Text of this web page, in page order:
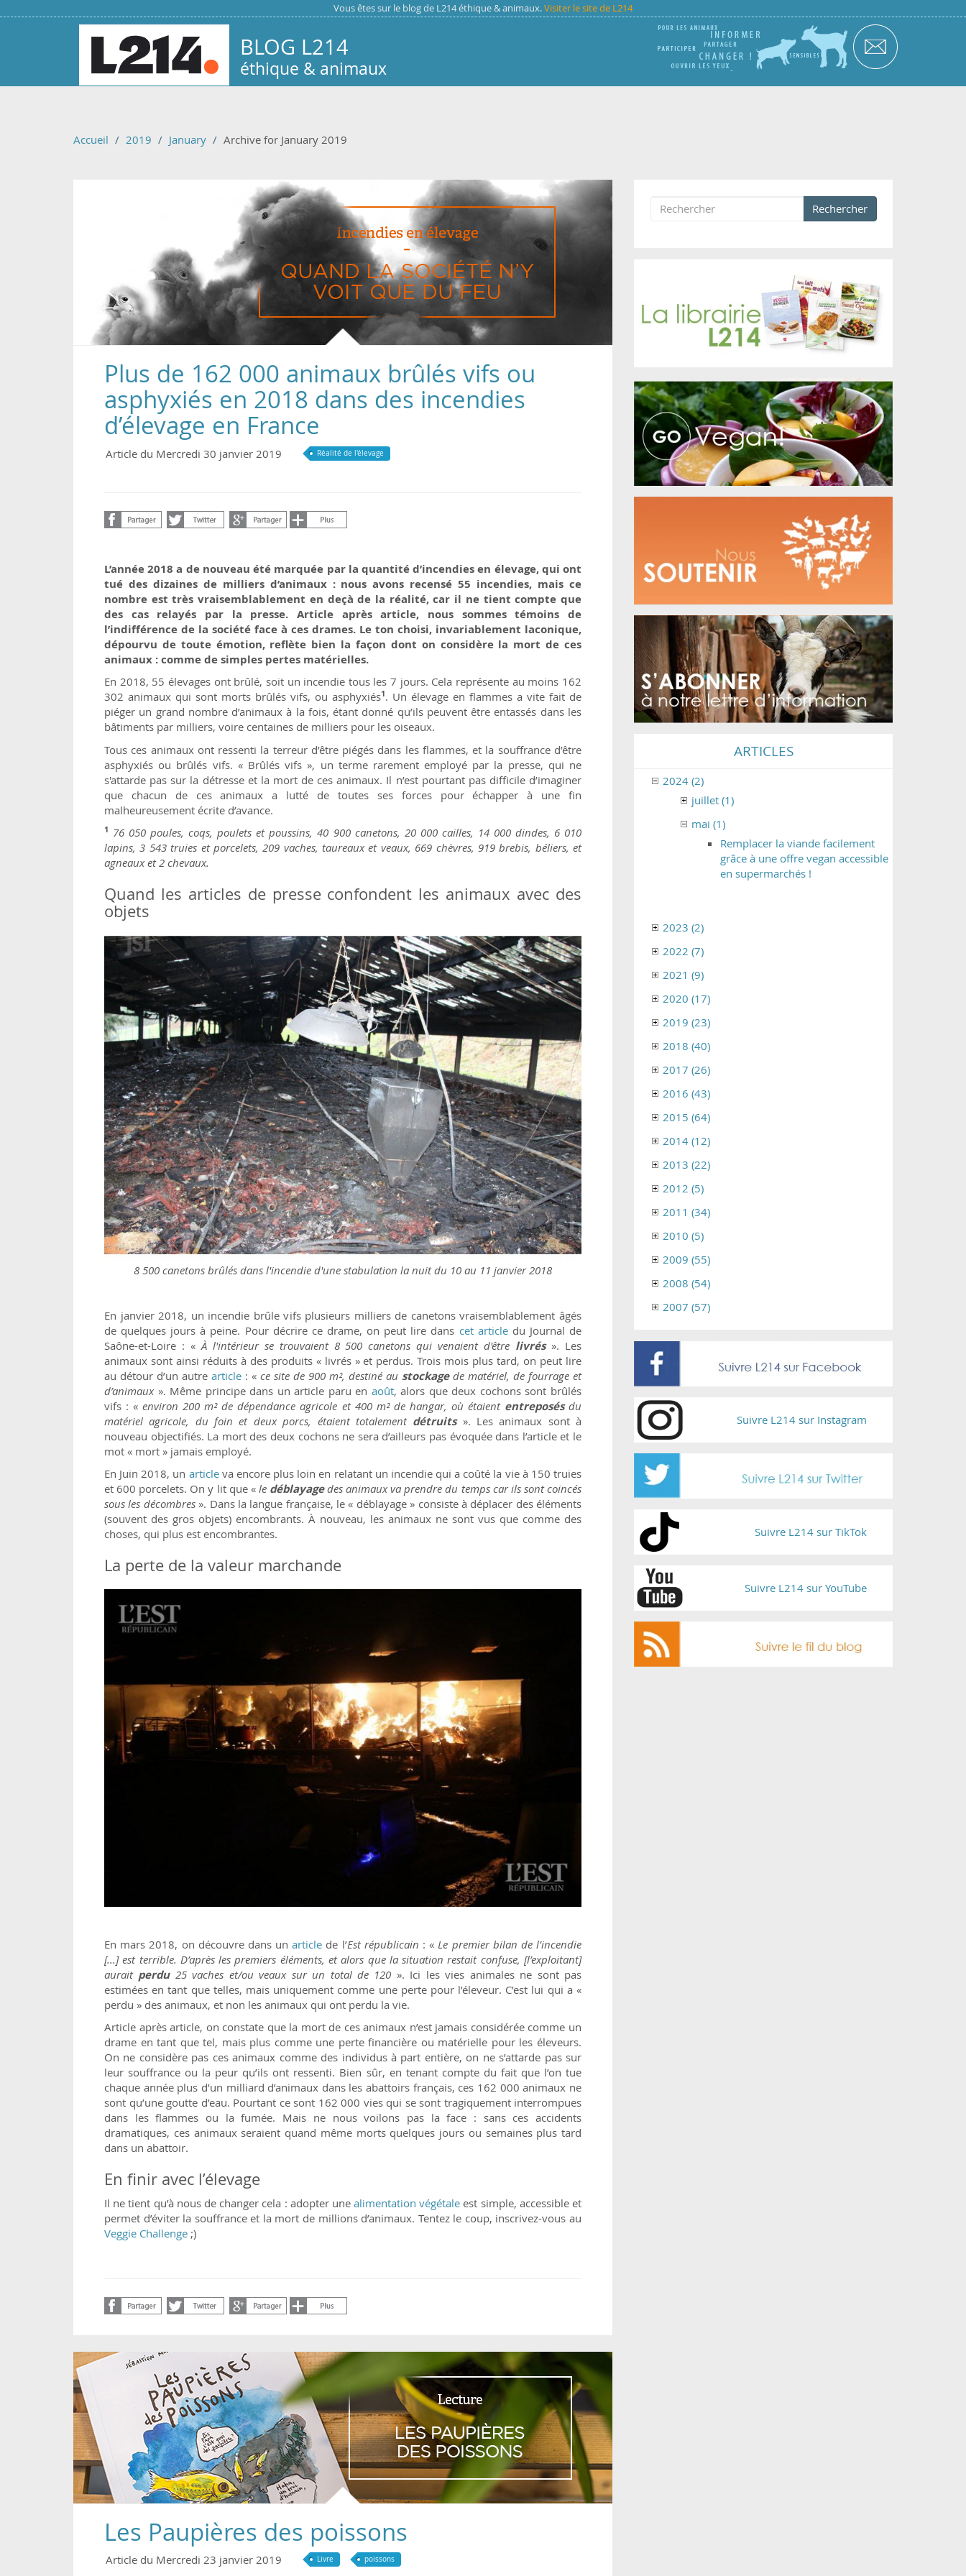
Vous êtes sur le blog de L214 éthique & animaux.Visiter le site de L214
BLOG L214
éthique & animaux
Accueil 2019 January Archive for January 2019
Plus de 162 000 animaux brûlés vifs ou
asphyxiés en 2018 dans des incendies
d’élevage en France
Article du Mercredi 30 janvier 2019 Réalité de l'élevage
L’année 2018 a de nouveau été marquée par la quantité d’incendies en élevage, qui ont
tué des dizaines de milliers d’animaux : nous avons recensé 55 incendies, mais ce
nombre est très vraisemblablement en deçà de la réalité, car il ne tient compte que
des cas relayés par la presse. Article après article, nous sommes témoins de
l’indifférence de la société face à ces drames. Le ton choisi, invariablement laconique,
dépourvu de toute émotion, reflète bien la façon dont on considère la mort de ces
animaux : comme de simples pertes matérielles.
En 2018, 55 élevages ont brûlé, soit un incendie tous les 7 jours. Cela représente au moins 162
302 animaux qui sont morts brûlés vifs, ou asphyxiés1. Un élevage en flammes a vite fait de
piéger un grand nombre d’animaux à la fois, étant donné qu’ils peuvent être entassés dans les
bâtiments par milliers, voire centaines de milliers pour les oiseaux.
Tous ces animaux ont ressenti la terreur d’être piégés dans les flammes, et la souffrance d’être
asphyxiés ou brûlés vifs. « Brûlés vifs », un terme rarement employé par la presse, qui ne
s'attarde pas sur la détresse et la mort de ces animaux. Il n’est pourtant pas difficile d’imaginer
que chacun de ces animaux a lutté de toutes ses forces pour échapper à une fin
malheureusement écrite d’avance.
1 76 050 poules, coqs, poulets et poussins, 40 900 canetons, 20 000 cailles, 14 000 dindes, 6 010
lapins, 3 543 truies et porcelets, 209 vaches, taureaux et veaux, 669 chèvres, 919 brebis, béliers, et
agneaux et 2 chevaux.
Quand les articles de presse confondent les animaux avec des
objets
8 500 canetons brûlés dans l'incendie d'une stabulation la nuit du 10 au 11 janvier 2018
En janvier 2018, un incendie brûle vifs plusieurs milliers de canetons vraisemblablement âgés
de quelques jours à peine. Pour décrire ce drame, on peut lire dans cet articledu Journal de
Saône-et-Loire : « À l'intérieur se trouvaient 8 500 canetons qui venaient d'être livrés». Les
animaux sont ainsi réduits à des produits « livrés » et perdus. Trois mois plus tard, on peut lire
au détour d’un autre article : « ce site de 900 m², destiné au stockagede matériel, de fourrage et
d’animaux». Même principe dans un article paru en août, alors que deux cochons sont brûlés
vifs : «environ 200 m² de dépendance agricole et 400 m² de hangar, où étaient entreposésdu
matériel agricole, du foin et deux porcs, étaient totalement détruits». Les animaux sont à
nouveau objectifiés. La mort des deux cochons ne sera d’ailleurs pas évoquée dans l’article et le
mot « mort » jamais employé.
En Juin 2018, un articleva encore plus loin en relatant un incendie qui a coûté la vie à 150 truies
et 600 porcelets. On y lit que « le déblayagedes animaux va prendre du temps car ils sont coincés
sous les décombres». Dans la langue française, le « déblayage » consiste à déplacer des éléments
(souvent des gros objets) encombrants. À nouveau, les animaux ne sont vus que comme des
choses, qui plus est encombrantes.
La perte de la valeur marchande
En mars 2018, on découvre dans unarticle de l’Est républicain : « Le premier bilan de l’incendie
[...] est terrible. D’après les premiers éléments, et alors que la situation restait confuse, [l’exploitant]
aurait perdu25 vaches et/ou veaux sur un total de 120 ». Ici les vies animales ne sont pas
estimées en tant que telles, mais uniquement comme une perte pour l’éleveur. C’est lui qui a «
perdu » des animaux, et non les animaux qui ont perdu la vie.
Article après article, on constate que la mort de ces animaux n’est jamais considérée comme un
drame en tant que tel, mais plus comme une perte financière ou matérielle pour les éleveurs.
On ne considère pas ces animaux comme des individus à part entière, on ne s’attarde pas sur
leur souffrance ou la peur qu’ils ont ressenti. Bien sûr, en tenant compte du fait que l’on tue
chaque année plus d’un milliard d’animaux dans les abattoirs français, ces 162 000 animaux ne
sont qu’une goutte d’eau. Pourtant ce sont 162 000 vies qui se sont tragiquement interrompues
dans les flammes ou la fumée. Mais ne nous voilons pas la face : sans ces accidents
dramatiques, ces animaux seraient quand même morts quelques jours ou semaines plus tard
dans un abattoir.
En finir avec l’élevage
Il ne tient qu’à nous de changer cela : adopter unealimentation végétale est simple, accessible et
permet d’éviter la souffrance et la mort de millions d’animaux. Tentez le coup, inscrivez-vous au
Veggie Challenge ;)
Les Paupières des poissons
Article du Mercredi 23 janvier 2019 Livre poissons
Formulaire de recherche
Rechercher
ARTICLES
2024 (2)
juillet (1)
mai (1)
Remplacer la viande facilement
grâce à une offre vegan accessible
en supermarchés !
2023 (2)
2022 (7)
2021 (9)
2020 (17)
2019 (23)
2018 (40)
2017 (26)
2016 (43)
2015 (64)
2014 (12)
2013 (22)
2012 (5)
2011 (34)
2010 (5)
2009 (55)
2008 (54)
2007 (57)
Suivre L214 sur Instagram
Suivre L214 sur TikTok
Suivre L214 sur YouTube